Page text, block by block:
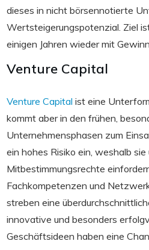
dieses in nicht börsennotierte
Wertsteigerungspotenzial. Ziel
einigen Jahren wieder mit
Venture Capital
Venture Capital ist eine
kommt aber in den frühen,
Unternehmensphasen zum
ein hohes Risiko ein, weshalb
Mitbestimmungsrechte
Fachkompetenzen und
streben eine
innovative und besonders
Geschäftsideen haben eine